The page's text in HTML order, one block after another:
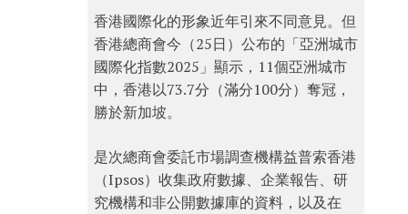
香港國際化的形象近年引來不同意見。但
香港總商會今（25日）公布的「亞洲城市
國際化指數2025」顯示，11個亞洲城市
中，香港以73.7分（滿分100分）奪冠，
勝於新加坡。
是次總商會委託市場調查機構益普索香港
（Ipsos）收集政府數據、企業報告、研
究機構和非公開數據庫的資料，以及在